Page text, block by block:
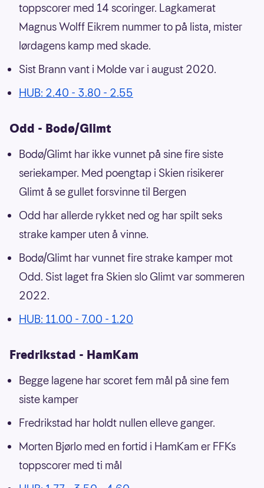
toppscorer med 14 scoringer. Lagkamerat
Magnus Wolff Eikrem nummer to på lista, mister
lørdagens kamp med skade.
Sist Brann vant i Molde var i august 2020.
HUB: 2.40 - 3.80 - 2.55
Odd - Bodø/Glimt
Bodø/Glimt har ikke vunnet på sine fire siste
seriekamper. Med poengtap i Skien risikerer
Glimt å se gullet forsvinne til Bergen
Odd har allerde rykket ned og har spilt seks
strake kamper uten å vinne.
Bodø/Glimt har vunnet fire strake kamper mot
Odd. Sist laget fra Skien slo Glimt var sommeren
2022.
HUB: 11.00 - 7.00 - 1.20
Fredrikstad - HamKam
Begge lagene har scoret fem mål på sine fem
siste kamper
Fredrikstad har holdt nullen elleve ganger.
Morten Bjørlo med en fortid i HamKam er FFKs
toppscorer med ti mål